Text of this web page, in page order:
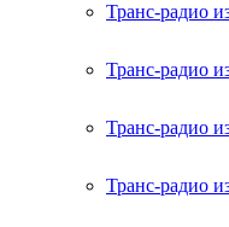
Транс-радио
Транс-радио
Транс-радио
Транс-радио